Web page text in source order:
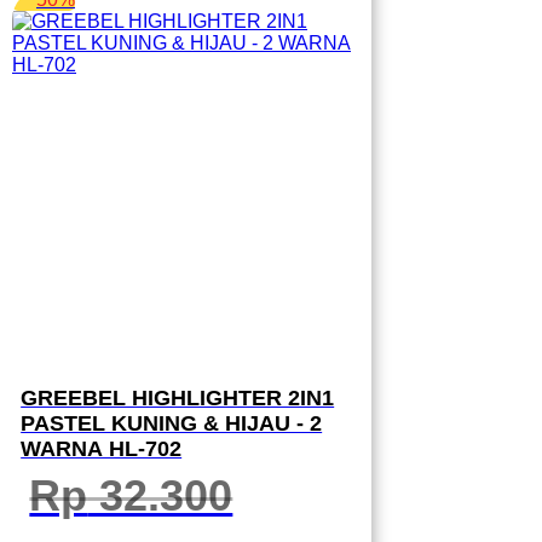
GREEBEL HIGHLIGHTER 2IN1
PASTEL KUNING & HIJAU - 2
WARNA HL-702
Rp32.300
Harga